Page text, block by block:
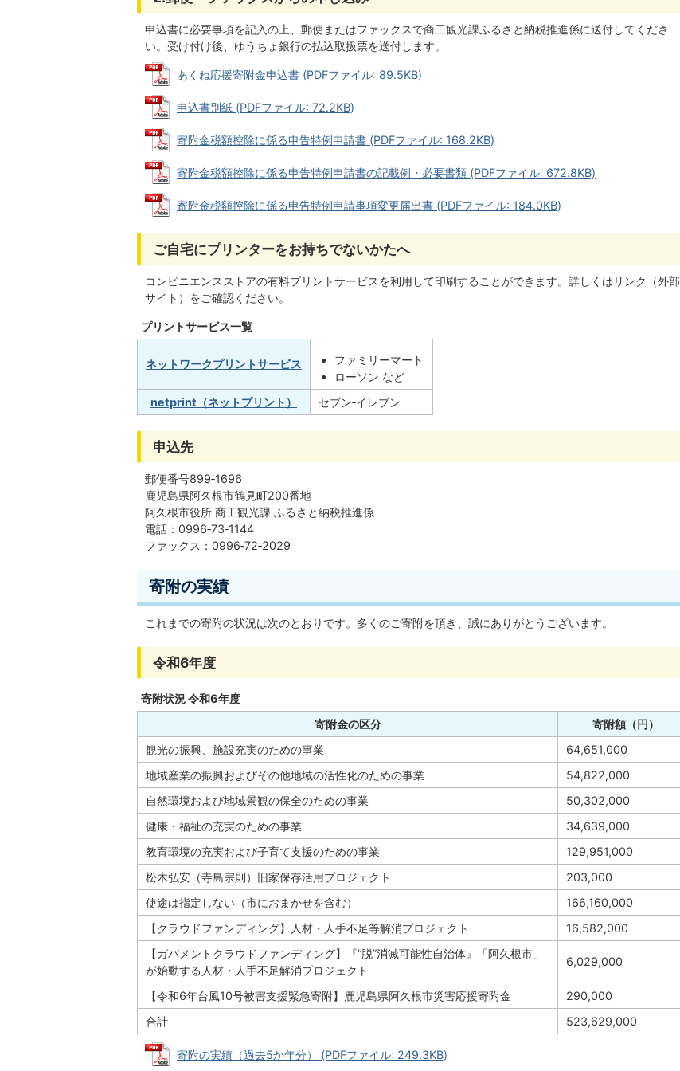
申込書に必要事項を記入の上、郵便またはファックスで商工観光課ふるさと納税推進係に送付してくださ
い。受け付け後、ゆうちょ銀行の払込取扱票を送付します。
あくね応援寄附金申込書 (PDFファイル: 89.5KB)
申込書別紙 (PDFファイル: 72.2KB)
寄附金税額控除に係る申告特例申請書 (PDFファイル: 168.2KB)
寄附金税額控除に係る申告特例申請書の記載例・必要書類 (PDFファイル: 672.8KB)
寄附金税額控除に係る申告特例申請事項変更届出書 (PDFファイル: 184.0KB)
ご自宅にプリンターをお持ちでないかたへ
コンビニエンスストアの有料プリントサービスを利用して印刷することができます。詳しくはリンク（外部
サイト）をご確認ください。
プリントサービス一覧
ネットワークプリントサービス
ファミリーマート
ローソン など
netprint（ネットプリント）
セブン‐イレブン
申込先
郵便番号899‐1696
鹿児島県阿久根市鶴見町200番地
阿久根市役所 商工観光課 ふるさと納税推進係
電話：0996‐73‐1144
ファックス：0996‐72‐2029
寄附の実績
これまでの寄附の状況は次のとおりです。多くのご寄附を頂き、誠にありがとうございます。
令和6年度
寄附状況 令和6年度
寄附金の区分
寄附額（円）
観光の振興、施設充実のための事業
64,651,000
地域産業の振興およびその他地域の活性化のための事業
54,822,000
自然環境および地域景観の保全のための事業
50,302,000
健康・福祉の充実のための事業
34,639,000
教育環境の充実および子育て支援のための事業
129,951,000
松木弘安（寺島宗則）旧家保存活用プロジェクト
203,000
使途は指定しない（市におまかせを含む）
166,160,000
【クラウドファンディング】人材・人手不足等解消プロジェクト
16,582,000
【ガバメントクラウドファンディング】『“脱”消滅可能性自治体』「阿久根市」
が始動する人材・人手不足解消プロジェクト
6,029,000
【令和6年台風10号被害支援緊急寄附】鹿児島県阿久根市災害応援寄附金
290,000
合計
523,629,000
寄附の実績（過去5か年分） (PDFファイル: 249.3KB)